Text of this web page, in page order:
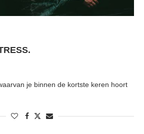
je binnen de kortste keren hoort